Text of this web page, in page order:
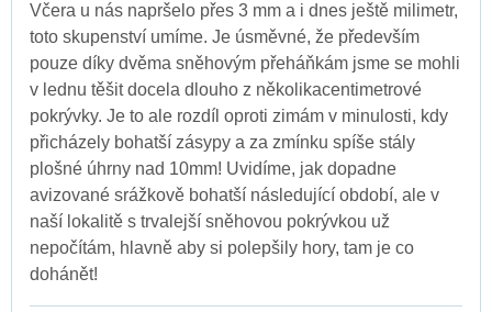
Včera u nás napršelo přes 3 mm a i dnes ještě milimetr,
toto skupenství umíme. Je úsměvné, že především
pouze díky dvěma sněhovým přeháňkám jsme se mohli
v lednu těšit docela dlouho z několikacentimetrové
pokrývky. Je to ale rozdíl oproti zimám v minulosti, kdy
přicházely bohatší zásypy a za zmínku spíše stály
plošné úhrny nad 10mm! Uvidíme, jak dopadne
avizované srážkově bohatší následující období, ale v
naší lokalitě s trvalejší sněhovou pokrývkou už
nepočítám, hlavně aby si polepšily hory, tam je co
dohánět!